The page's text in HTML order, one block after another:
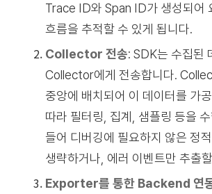
Trace ID와 Span ID가 생성되어
흐름을 추적할 수 있게 됩니다.
Collector 전송: SDK는 수집된
Collector에게 전송합니다.
중앙에 배치되어 이 데이터를 가
따라 필터링, 집계, 샘플링 등을
들어 디버깅에 필요하지 않은 정
생략하거나, 에러 이벤트만 추출
Exporter를 통한 Backend 연